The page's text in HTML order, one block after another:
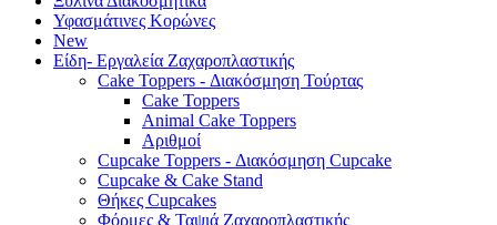
Υφασμάτινες Κορώνες
New
Είδη- Εργαλεία Ζαχαροπλαστικής
Cake Toppers - Διακόσμηση Τούρτας
Cake Toppers
Animal Cake Toppers
Αριθμοί
Cupcake Toppers - Διακόσμηση Cupcake
Cupcake & Cake Stand
Θήκες Cupcakes
Φόρμες & Ταψιά Ζαχαροπλαστικής